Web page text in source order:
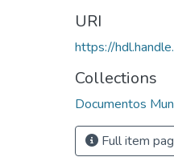
URI
https://
Collections
Documentos
Full item